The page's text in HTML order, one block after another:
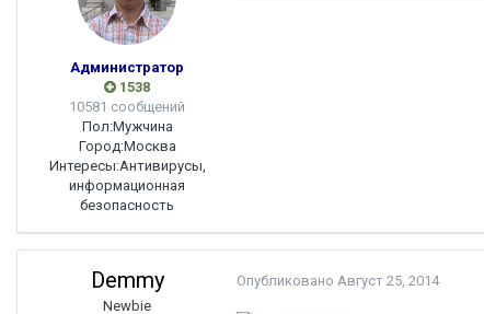
Администратор
1538
10581 сообщений
Пол:Мужчина
Город:Москва
Интересы:Антивирусы,
информационная
безопасность
Demmy
Newbie
Опубликовано Август 25, 2014